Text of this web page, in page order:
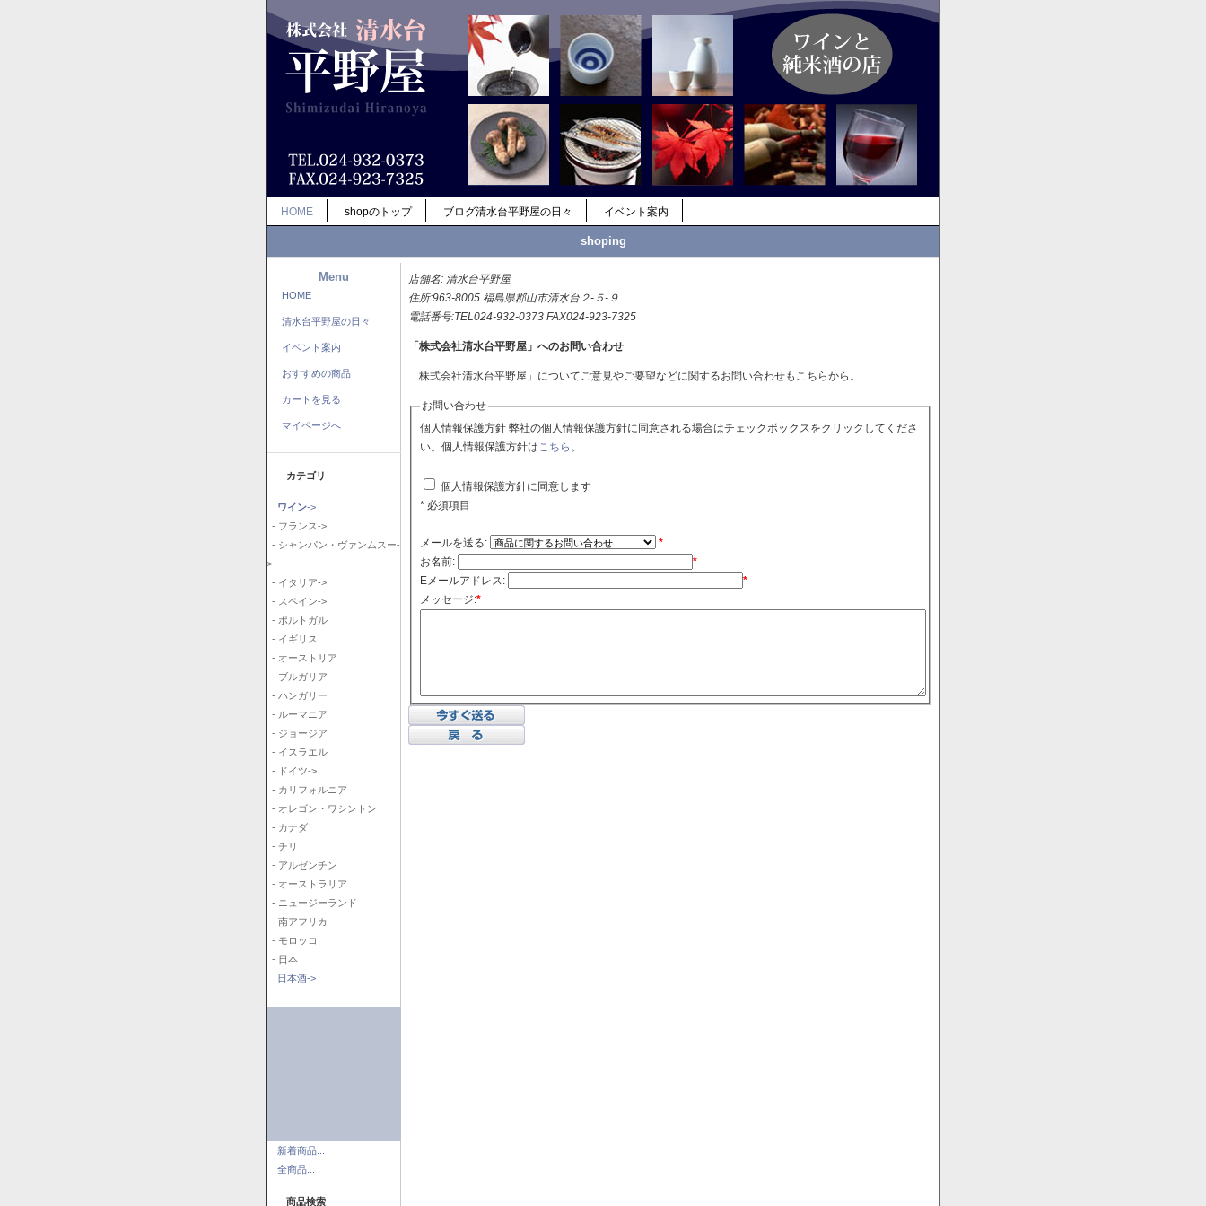
HOME shopのトップ ブログ清水台平野屋の日々 イベント案内
shoping
Menu
HOME
清水台平野屋の日々
イベント案内
おすすめの商品
カートを見る
マイページへ
カテゴリ
ワイン->
- フランス->
- シャンパン・ヴァンムスー-
>
- イタリア->
- スペイン->
- ポルトガル
- イギリス
- オーストリア
- ブルガリア
- ハンガリー
- ルーマニア
- ジョージア
- イスラエル
- ドイツ->
- カリフォルニア
- オレゴン・ワシントン
- カナダ
- チリ
- アルゼンチン
- オーストラリア
- ニュージーランド
- 南アフリカ
- モロッコ
- 日本
日本酒->
新着商品...
全商品...
商品検索
店舗名: 清水台平野屋
住所:963-8005 福島県郡山市清水台２-５-９
電話番号:TEL024-932-0373 FAX024-923-7325
「株式会社清水台平野屋」へのお問い合わせ
「株式会社清水台平野屋」についてご意見やご要望などに関するお問い合わせもこちらから。
お問い合わせ
個人情報保護方針 弊社の個人情報保護方針に同意される場合はチェックボックスをクリックしてくださ
い。個人情報保護方針はこちら 。
個人情報保護方針に同意します
* 必須項目
メールを送る:
*
お名前:
*
Eメールアドレス:
*
メッセージ:*